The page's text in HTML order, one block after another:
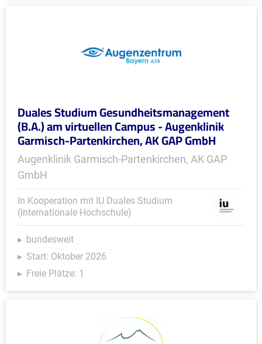
Duales Studium Gesundheitsmanagement
(B.A.) am virtuellen Campus - Augenklinik
Garmisch-Partenkirchen, AK GAP GmbH
Augenklinik Garmisch-Partenkirchen, AK GAP
GmbH
In Kooperation mit IU Duales Studium
(Internationale Hochschule)
bundesweit
Start: Oktober 2026
Freie Plätze: 1